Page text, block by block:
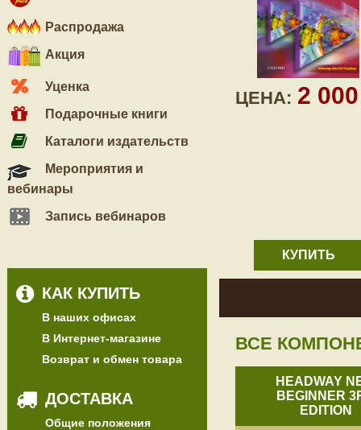
Распродажа
Акция
Уценка
Подарочные книги
Каталоги издательств
Мероприятия и
вебинары
Запись вебинаров
КАК КУПИТЬ
В наших офисах
В Интернет-магазине
Возврат и обмен товара
ДОСТАВКА
Общие положения
ЦЕНА: 2
КУПИТЬ
ВСЕ
HEADWAY
BEGINNER
EDITION